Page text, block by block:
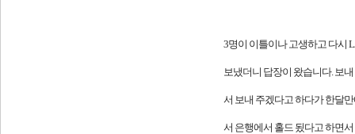
3명이 이틀이나 고생하고 다시
보냈더니 답장이 왔습니다. 보
서 보내 주겠다고 하다가 한달
서 은행에서 홀드 됬다고 하면